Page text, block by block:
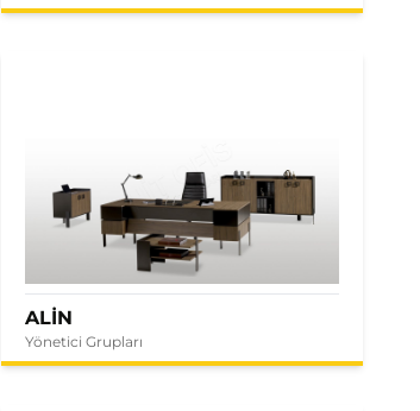
ALİN
Yönetici Grupları